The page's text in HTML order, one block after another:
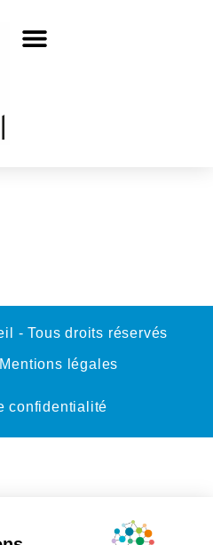
- Tous droits réservés
Mentions légales
confidentialité